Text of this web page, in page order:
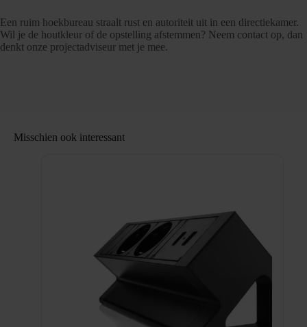
Een ruim hoekbureau straalt rust en autoriteit uit in een directiekamer.
Wil je de houtkleur of de opstelling afstemmen? Neem contact op, dan
denkt onze projectadviseur met je mee.
Misschien ook interessant